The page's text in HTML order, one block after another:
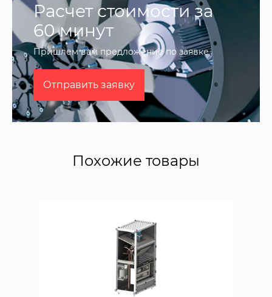
Расчет стоимости за
60 минут
Пришлем вам предложение по заявке
Отправить заявку
Похожие товары